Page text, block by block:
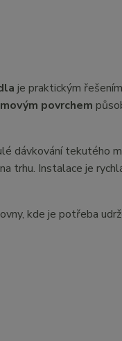
je praktickým
povrchem
dávkování tekutého
trhu. Instalace je
kde je potřeba